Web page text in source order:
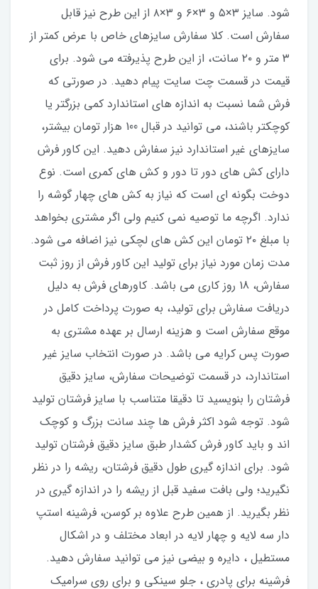
شود. سایز ۳×۵ و ۳×۶ و ۳×۸ از این طرح نیز قابل
سفارش است. کلا سفارش سایزهای خاص با عرض کمتر از
۳ متر و ۲۰ سانت، از این طرح پذیرفته می شود. برای
قیمت در قسمت چت سایت پیام دهید. در صورتی که
فرش شما نسبت به اندازه های استاندارد کمی بزرگتر یا
کوچکتر باشند، می توانید در قبال 100 هزار تومان بیشتر،
سایزهای غیر استاندارد نیز سفارش دهید. این کاور فرش
دارای کش های دور تا دور و کش های کمری است. نوع
دوخت بگونه ای است که نیاز به کش های چهار گوشه را
ندارد. اگرچه ما توصیه نمی کنیم ولی اگر مشتری بخواهد
با مبلغ ۲۰ تومان این کش های لچکی نیز اضافه می شود.
مدت زمان مورد نیاز برای تولید این کاور فرش از روز ثبت
سفارش، 18 روز کاری می باشد. کاورهای فرش به دلیل
دریافت سفارش برای تولید، به صورت پرداخت کامل در
موقع سفارش است و هزینه ارسال بر عهده مشتری به
صورت پس کرایه می باشد. در صورت انتخاب سایز غیر
استاندارد، در قسمت توضیحات سفارش، سایز دقیق
فرشتان را بنویسید تا دقیقا متناسب با سایز فرشتان تولید
شود. توجه شود اکثر فرش ها چند سانت بزرگ و کوچک
اند و باید کاور فرش کشدار طبق سایز دقیق فرشتان تولید
شود. برای اندازه گیری طول دقیق فرشتان، ریشه را در نظر
نگیرید؛ ولی بافت سفید قبل از ریشه را در اندازه گیری در
نظر بگیرید. از همین طرح علاوه بر کوسن، فرشینه استپ
دار سه لایه و چهار لایه در ابعاد مختلف و در اشکال
مستطیل ، دایره و بیضی نیز می توانید سفارش دهید.
فرشینه برای پادری ، جلو سینکی و برای روی سرامیک